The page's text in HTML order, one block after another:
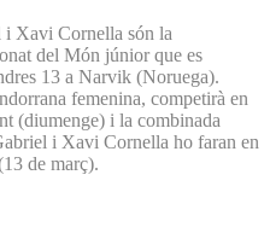
Xavi Cornella són la
del Món júnior que es
13 a Narvik (Noruega).
femenina, competirà en
(diumenge) i la combinada
i Xavi Cornella ho faran en
de març).